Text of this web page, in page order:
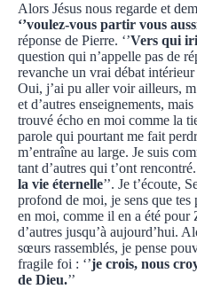
Alors Jésus nous regarde et
‘’voulez-vous partir vous aussi
réponse de Pierre. ‘’Vers qui
question qui n’appelle pas de
revanche un vrai débat
Oui, j’ai pu aller voir ailleurs,
et d’autres enseignements,
trouvé écho en moi comme la
parole qui pourtant me fait
m’entraîne au large. Je suis
tant d’autres qui t’ont rencontré.
la vie éternelle’’. Je t’écoute,
profond de moi, je sens que tes
en moi, comme il en a été pour
d’autres jusqu’à aujourd’hui.
sœurs rassemblés, je pense
fragile foi : ‘’je crois, nous
de Dieu.’’